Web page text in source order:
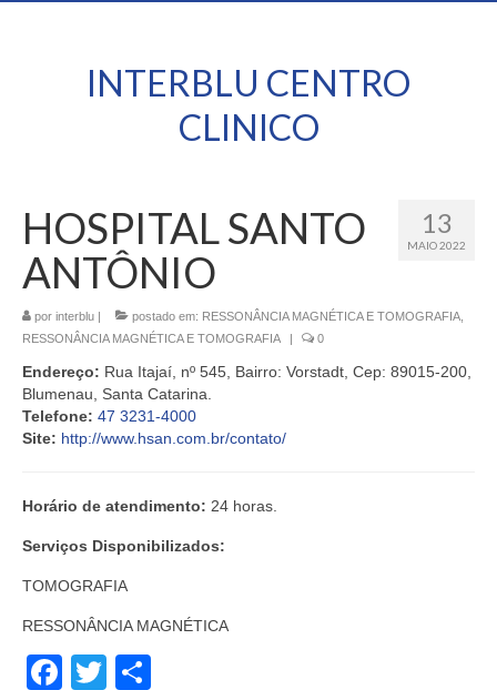
INTERBLU CENTRO
CLINICO
13
MAIO 2022
HOSPITAL SANTO
ANTÔNIO
por interblu | postado em: RESSONÂNCIA MAGNÉTICA E TOMOGRAFIA
RESSONÂNCIA MAGNÉTICA E TOMOGRAFIA
| 0
Endereço: Rua Itajaí, nº 545, Bairro: Vorstadt, Cep: 89015-200,
Blumenau, Santa Catarina.
Telefone: 47 3231-4000
Site: http://www.hsan.com.br/contato/
Horário de atendimento: 24 horas.
Serviços Disponibilizados:
TOMOGRAFIA
RESSONÂNCIA MAGNÉTICA
Facebook
Twitter